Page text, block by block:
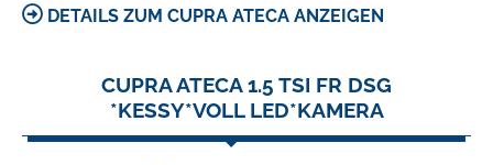
DETAILS ZUM CUPRA ATECA ANZEIGEN
CUPRA ATECA 1.5 TSI FR DSG
*KESSY*VOLL LED*KAMERA